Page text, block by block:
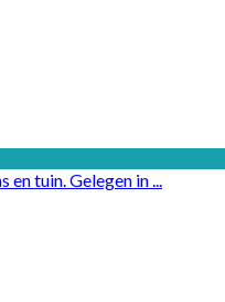
tuin. Gelegen in ...